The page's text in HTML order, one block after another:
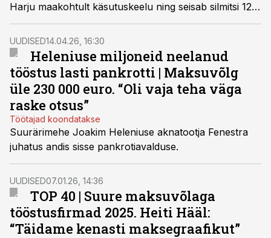
Harju maakohtult käsutuskeelu ning seisab silmitsi 124
000 euroni küündiva maksuvõlaga.
UUDISED14.04.26, 16:30
Heleniuse miljoneid neelanud
tööstus lasti pankrotti | Maksuvõlg
üle 230 000 euro. “Oli vaja teha väga
raske otsus”
Töötajad koondatakse
Suurärimehe Joakim Heleniuse aknatootja Fenestra
juhatus andis sisse pankrotiavalduse.
UUDISED07.01.26, 14:36
TOP 40 | Suure maksuvõlaga
tööstusfirmad 2025. Heiti Hääl:
“Täidame kenasti maksegraafikut”